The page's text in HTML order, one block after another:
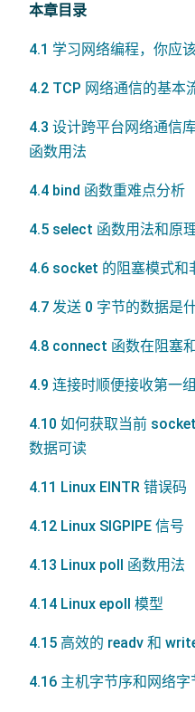
本章目录
4.1 学习网络编程，你应
4.2 TCP 网络通信的基本
4.3 设计跨平台网络通信
函数用法
4.4 bind 函数重难点分析
4.5 select 函数用法和原
4.6 socket 的阻塞模式和
4.7 发送 0 字节的数据是
4.8 connect 函数在阻塞
4.9 连接时顺便接收第一
4.10 如何获取当前
数据可读
4.11 Linux EINTR 错误码
4.12 Linux SIGPIPE 信号
4.13 Linux poll 函数用法
4.14 Linux epoll 模型
4.15 高效的 readv 和
4.16 主机字节序和网络字